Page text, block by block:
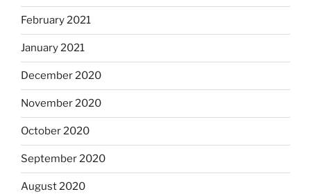
February 2021
January 2021
December 2020
November 2020
October 2020
September 2020
August 2020